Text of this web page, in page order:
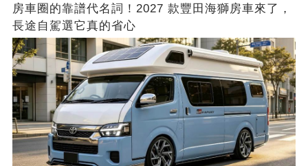
房車圈的靠譜代名詞！2027 款豐田海獅房車來了，
長途自駕選它真的省心